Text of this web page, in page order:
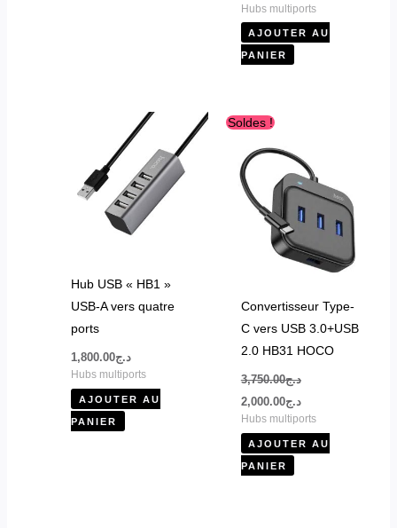
Hubs multiports
AJOUTER AU
PANIER
Hub USB « HB1 »
USB-A vers quatre
ports
د.ج1,800.00
Hubs multiports
AJOUTER AU
PANIER
Soldes !
Convertisseur Type-
C vers USB 3.0+USB
2.0 HB31 HOCO
د.ج3,750.00
Le
prix
initial
était :
د.ج3,750.00.
د.ج2,000.00
est :
Hubs multiports
AJOUTER AU
PANIER